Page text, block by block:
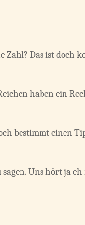
Zahl? Das ist doch
haben ein
bestimmt einen
sagen. Uns hört ja